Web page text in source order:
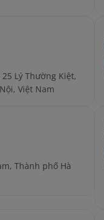
Lý Thường Kiệt,
Việt Nam
Thành phố Hà